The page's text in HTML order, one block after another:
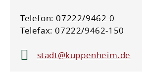
Telefon: 07222/9462-0
Telefax: 07222/9462-150
stadt@kuppenheim.de